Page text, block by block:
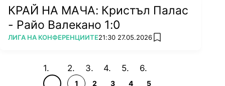
КРАЙ НА МАЧА: Кристъл Палас
- Райо Валекано 1:0
ПОВЕЧЕ ОТ
ЛИГА НА КОНФЕРЕНЦИИТЕ21:30 27.05.2026 add favorites
1 2 3 4 5